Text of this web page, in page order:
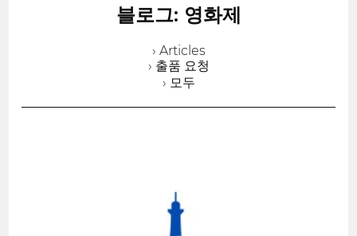
블로그: 영화제
› Articles
› 출품 요청
› 모두